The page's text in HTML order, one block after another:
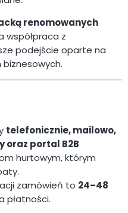
renomowanych
współpraca z
podejście oparte na
telefonicznie, mailowo,
oraz portal B2B
hurtowym, którym
zamówień to 24–48
płatności.